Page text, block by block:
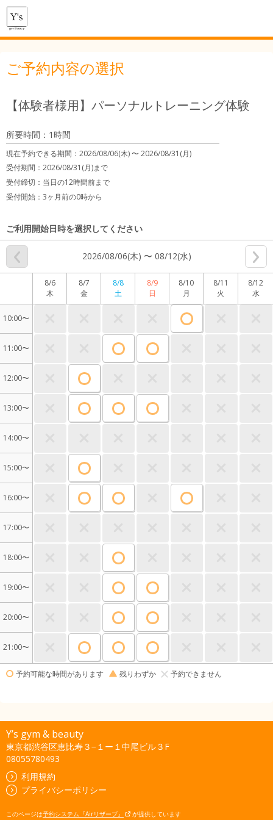
ご予約内容の選択
【体験者様用】パーソナルトレーニング体験
所要時間：1時間
現在予約できる期間： 2026/08/06(木) 〜2026/08/31(月)
受付期間：2026/08/31(月)まで
受付締切： 当日の12時間前まで
受付開始： 3ヶ月前の0時から
ご利用開始日時を選択してください
2026/08/06(木) 〜 08/12(水)
8/6
木
8/7
金
8/8
土
8/9
日
8/10
月
8/11
火
8/12
水
10:00〜
11:00〜
12:00〜
13:00〜
14:00〜
15:00〜
16:00〜
17:00〜
18:00〜
19:00〜
20:00〜
21:00〜
予約可能な時間があります 残りわずか 予約できません
Y’s gym & beauty
東京都渋谷区恵比寿３−１ー１中尾ビル３F
08055780493
利用規約
プライバシーポリシー
このページは予約システム『Airリザーブ』 が提供しています